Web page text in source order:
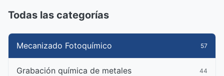
Todas las categorías
Mecanizado Fotoquímico 57
Grabación química de metales 44